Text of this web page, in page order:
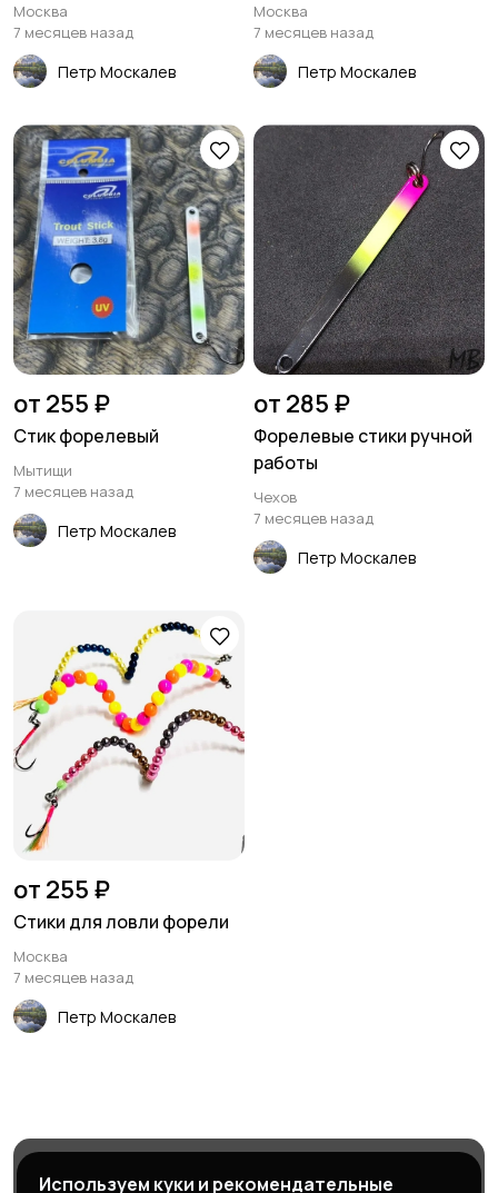
Москва
7 месяцев назад
Петр Москалев
Москва
7 месяцев назад
Петр Москалев
от 255 ₽
Стик форелевый
Мытищи
7 месяцев назад
Петр Москалев
от 285 ₽
Форелевые стики ручной
работы
Чехов
7 месяцев назад
Петр Москалев
от 255 ₽
Стики для ловли форели
Москва
7 месяцев назад
Петр Москалев
Магазины
Используем куки и рекомендательные